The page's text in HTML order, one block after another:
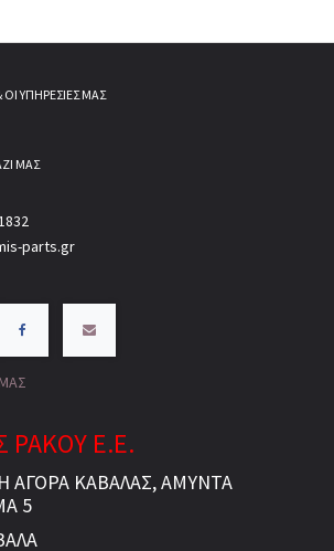
ΥΠΗΡΕΣΊΕΣ ΜΑΣ
ΜΑΣ
parts.gr
ΡΑΚΟΥ Ε.Ε.
ΑΓΟΡΑ ΚΑΒΑΛΑΣ, ΑΜΥΝΤΑ
5